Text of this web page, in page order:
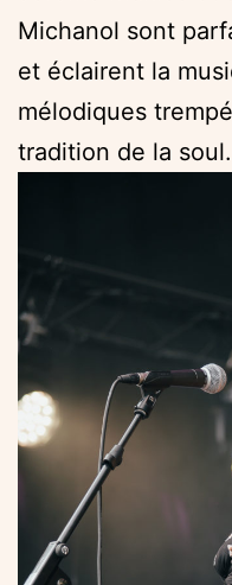
Michanol sont
et éclairent la
mélodiques
tradition de la